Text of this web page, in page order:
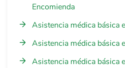
Encomienda
Asistencia médica básica
Asistencia médica básica
Asistencia médica básica